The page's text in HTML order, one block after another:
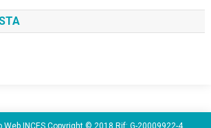
Web INCES Copyright © 2018 Rif: G-20009922-4